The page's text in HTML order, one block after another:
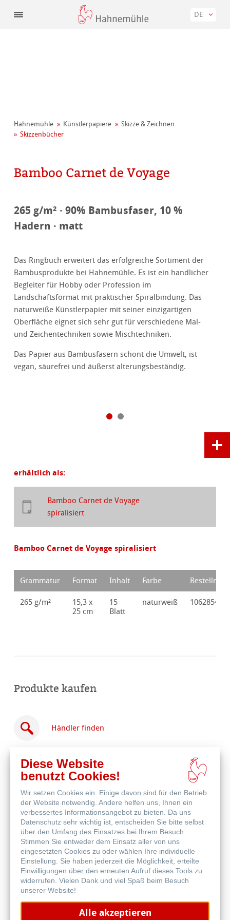
DE
Hahnemühle Künstler­papiere
Skizze & Zeichnen
Skizzenbücher
Bamboo Carnet de Voyage
265 g/m² · 90% Bambusfaser, 10 %
Hadern · matt
Das Ringbuch erweitert das erfolgreiche Sortiment der
Bambusprodukte bei Hahnemühle. Es ist ein handlicher
Begleiter für Hobby oder Profession im
Landschaftsformat mit praktischer Spiralbindung. Das
naturweiße Künstlerpapier mit seiner einzigartigen
Oberfläche eignet sich sehr gut für verschiedene Mal-
und Zeichentechniken sowie Mischtechniken.
Das Papier aus Bambusfasern schont die Umwelt, ist
vegan, säurefrei und äußerst alterungsbeständig.
erhältlich als:
Bamboo Carnet de Voyage
spiralisiert
Bamboo Carnet de Voyage spiralisiert
Grammatur Format Inhalt Farbe Bestellnr.
265 g/m²
15,3 x
25 cm
15
Blatt
naturweiß 10628549
Produkte kaufen
Händler finden
Online
kaufen
Weitere Produkte
Diese Website
benutzt Cookies!
Wir setzen Cookies ein. Einige davon sind für den Betrieb
der Website notwendig. Andere helfen uns, Ihnen ein
verbessertes Informationsangebot zu bieten. Da uns
Datenschutz sehr wichtig ist, entscheiden Sie bitte selbst
über den Umfang des Einsatzes bei Ihrem Besuch.
Stimmen Sie entweder dem Einsatz aller von uns
eingesetzten Cookies zu oder wählen Ihre individuelle
Einstellung. Sie haben jederzeit die Möglichkeit, erteilte
Einwilligungen über den erneuten Aufruf dieses Tools zu
widerrufen. Vielen Dank und viel Spaß beim Besuch
unserer Website!
Alle akzeptieren